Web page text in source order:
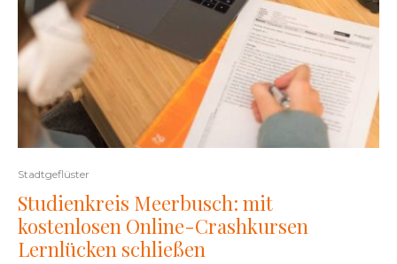
Stadtgeflüster
Studienkreis Meerbusch: mit
kostenlosen Online-Crashkursen
Lernlücken schließen